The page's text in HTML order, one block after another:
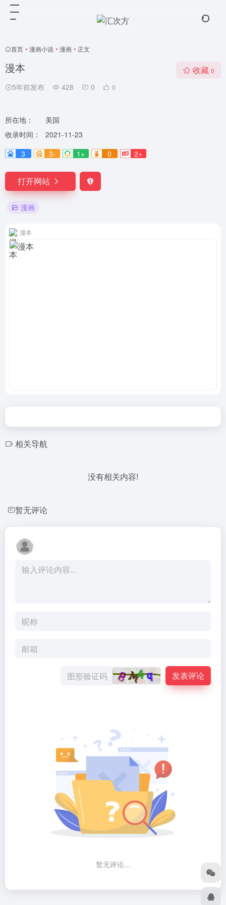
首页 • 漫画小说 • 漫画 • 正文
漫本
5年前发布 428 0 0
收藏 0
所在地：
美国
收录时间：
2021-11-23
3
3- 1+ 0 2+
打开网站
漫画
漫本
相关导航
没有相关内容!
暂无评论
发表评论
暂无评论...